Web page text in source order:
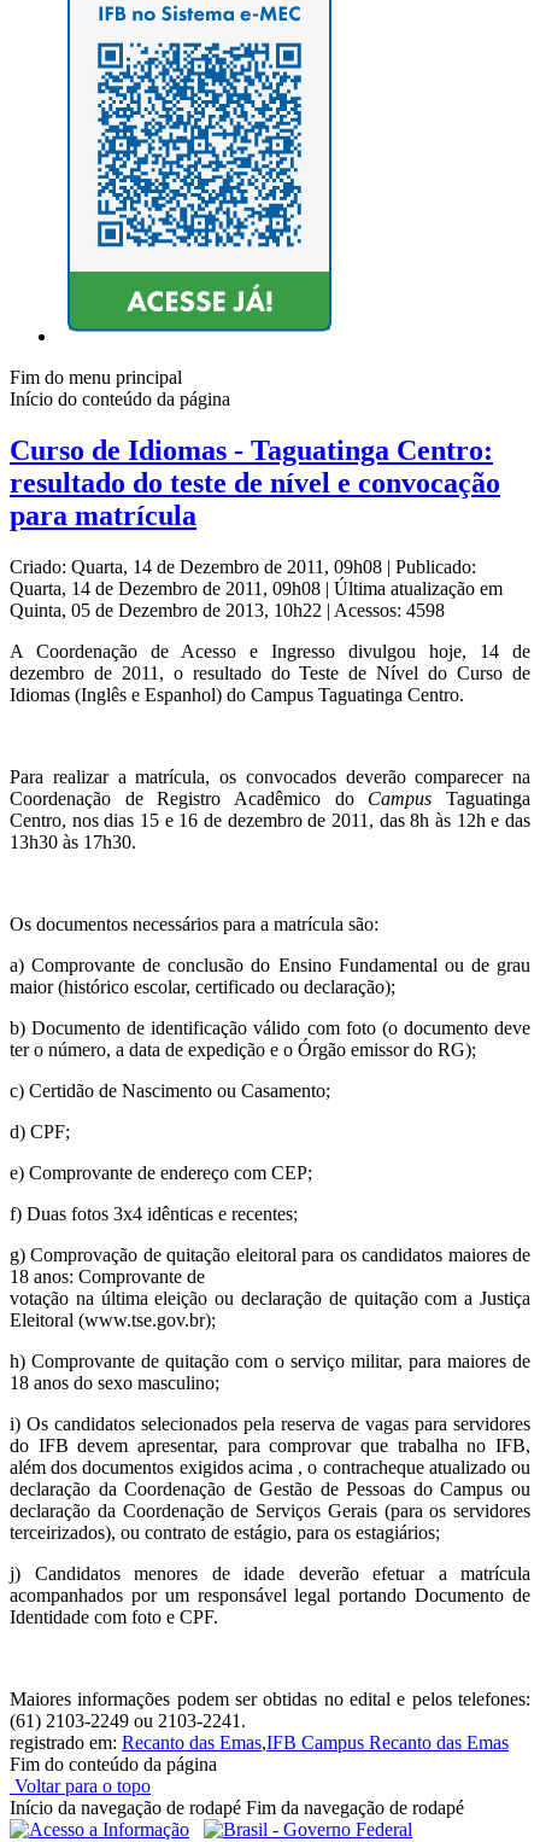
Fim do menu principal
Início do conteúdo da página
Curso de Idiomas - Taguatinga Centro:
resultado do teste de nível e convocação
para matrícula
Criado: Quarta, 14 de Dezembro de 2011, 09h08 | Publicado:
Quarta, 14 de Dezembro de 2011, 09h08 | Última atualização em
Quinta, 05 de Dezembro de 2013, 10h22 | Acessos: 4598
A Coordenação de Acesso e Ingresso divulgou hoje, 14 de
dezembro de 2011, o resultado do Teste de Nível do Curso de
Idiomas (Inglês e Espanhol) do Campus Taguatinga Centro.
Para realizar a matrícula, os convocados deverão comparecer na
Coordenação de Registro Acadêmico do CampusTaguatinga
Centro, nos dias 15 e 16 de dezembro de 2011, das 8h às 12h e das
13h30 às 17h30.
Os documentos necessários para a matrícula são:
a) Comprovante de conclusão do Ensino Fundamental ou de grau
maior (histórico escolar, certificado ou declaração);
b) Documento de identificação válido com foto (o documento deve
ter o número, a data de expedição e o Órgão emissor do RG);
c) Certidão de Nascimento ou Casamento;
d) CPF;
e) Comprovante de endereço com CEP;
f) Duas fotos 3x4 idênticas e recentes;
g) Comprovação de quitação eleitoral para os candidatos maiores de
18 anos: Comprovante de
votação na última eleição ou declaração de quitação com a Justiça
Eleitoral (www.tse.gov.br);
h) Comprovante de quitação com o serviço militar, para maiores de
18 anos do sexo masculino;
i) Os candidatos selecionados pela reserva de vagas para servidores
do IFB devem apresentar, para comprovar que trabalha no IFB,
além dos documentos exigidos acima , o contracheque atualizado ou
declaração da Coordenação de Gestão de Pessoas do Campus ou
declaração da Coordenação de Serviços Gerais (para os servidores
terceirizados), ou contrato de estágio, para os estagiários;
j) Candidatos menores de idade deverão efetuar a matrícula
acompanhados por um responsável legal portando Documento de
Identidade com foto e CPF.
Maiores informações podem ser obtidas no edital e pelos telefones:
(61) 2103-2249 ou 2103-2241.
registrado em: Recanto das Emas,IFB Campus Recanto das Emas
Fim do conteúdo da página
Voltar para o topo
Início da navegação de rodapé Fim da navegação de rodapé